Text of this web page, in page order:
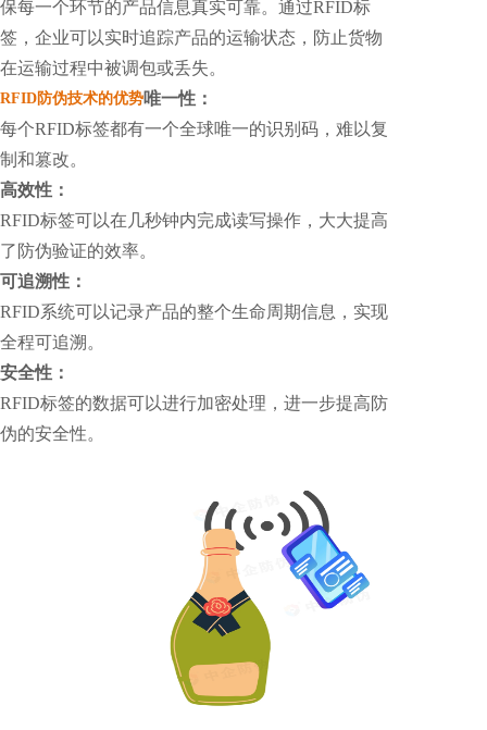
保每一个环节的产品信息真实可靠。通过RFID标
签，企业可以实时追踪产品的运输状态，防止货物
在运输过程中被调包或丢失。
RFID防伪技术的优势唯一性：
每个RFID标签都有一个全球唯一的识别码，难以复
制和篡改。
高效性：
RFID标签可以在几秒钟内完成读写操作，大大提高
了防伪验证的效率。
可追溯性 ：
RFID系统可以记录产品的整个生命周期信息，实现
全程可追溯。
安全性：
RFID标签的数据可以进行加密处理，进一步提高防
伪的安全性。